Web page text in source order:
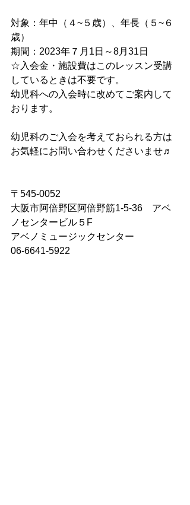
対象：年中（４~５歳）、年長（５~６
歳）
期間：2023年７月1日～8月31日
☆入会金・施設費はこのレッスン受講
しているときは不要です。
幼児科への入会時に改めてご案内して
おります。
幼児科のご入会を考えておられる方は
お気軽にお問い合わせくださいませ♬
〒545-0052
大阪市阿倍野区阿倍野筋1-5-36　アベ
ノセンタービル５F
アベノミュージックセンター
06-6641-5922